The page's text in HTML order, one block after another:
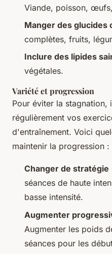
Viande, poisson,
Manger des glucides
complètes, fruits,
Inclure des lipides
végétales.
Variété et progression
Pour éviter la
régulièrement vos
d'entraînement. Voici
maintenir la progression :
Changer de stratégie
séances de haute
basse intensité.
Augmenter
Augmenter les poids
séances pour les